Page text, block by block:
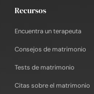
Recursos
Encuentra un terapeuta
Consejos de matrimonio
Tests de matrimonio
Citas sobre el matrimonio